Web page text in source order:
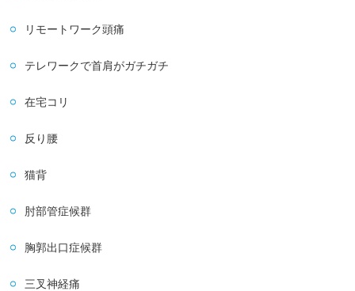
リモートワーク頭痛
テレワークで首肩がガチガチ
在宅コリ
反り腰
猫背
肘部管症候群
胸郭出口症候群
三叉神経痛